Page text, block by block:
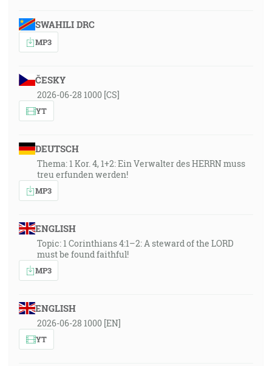
SWAHILI DRC
MP3
ČESKY
2026-06-28 1000 [CS]
YT
DEUTSCH
Thema: 1 Kor. 4, 1+2: Ein Verwalter des HERRN muss
treu erfunden werden!
MP3
ENGLISH
Topic: 1 Corinthians 4:1–2: A steward of the LORD
must be found faithful!
MP3
ENGLISH
2026-06-28 1000 [EN]
YT